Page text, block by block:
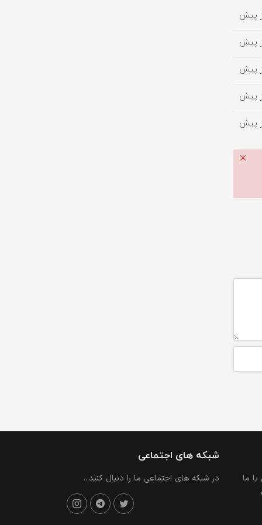
ما
شبکه های اجتماعی
در شبکه های اجتماعی ما را دنبال کنید...